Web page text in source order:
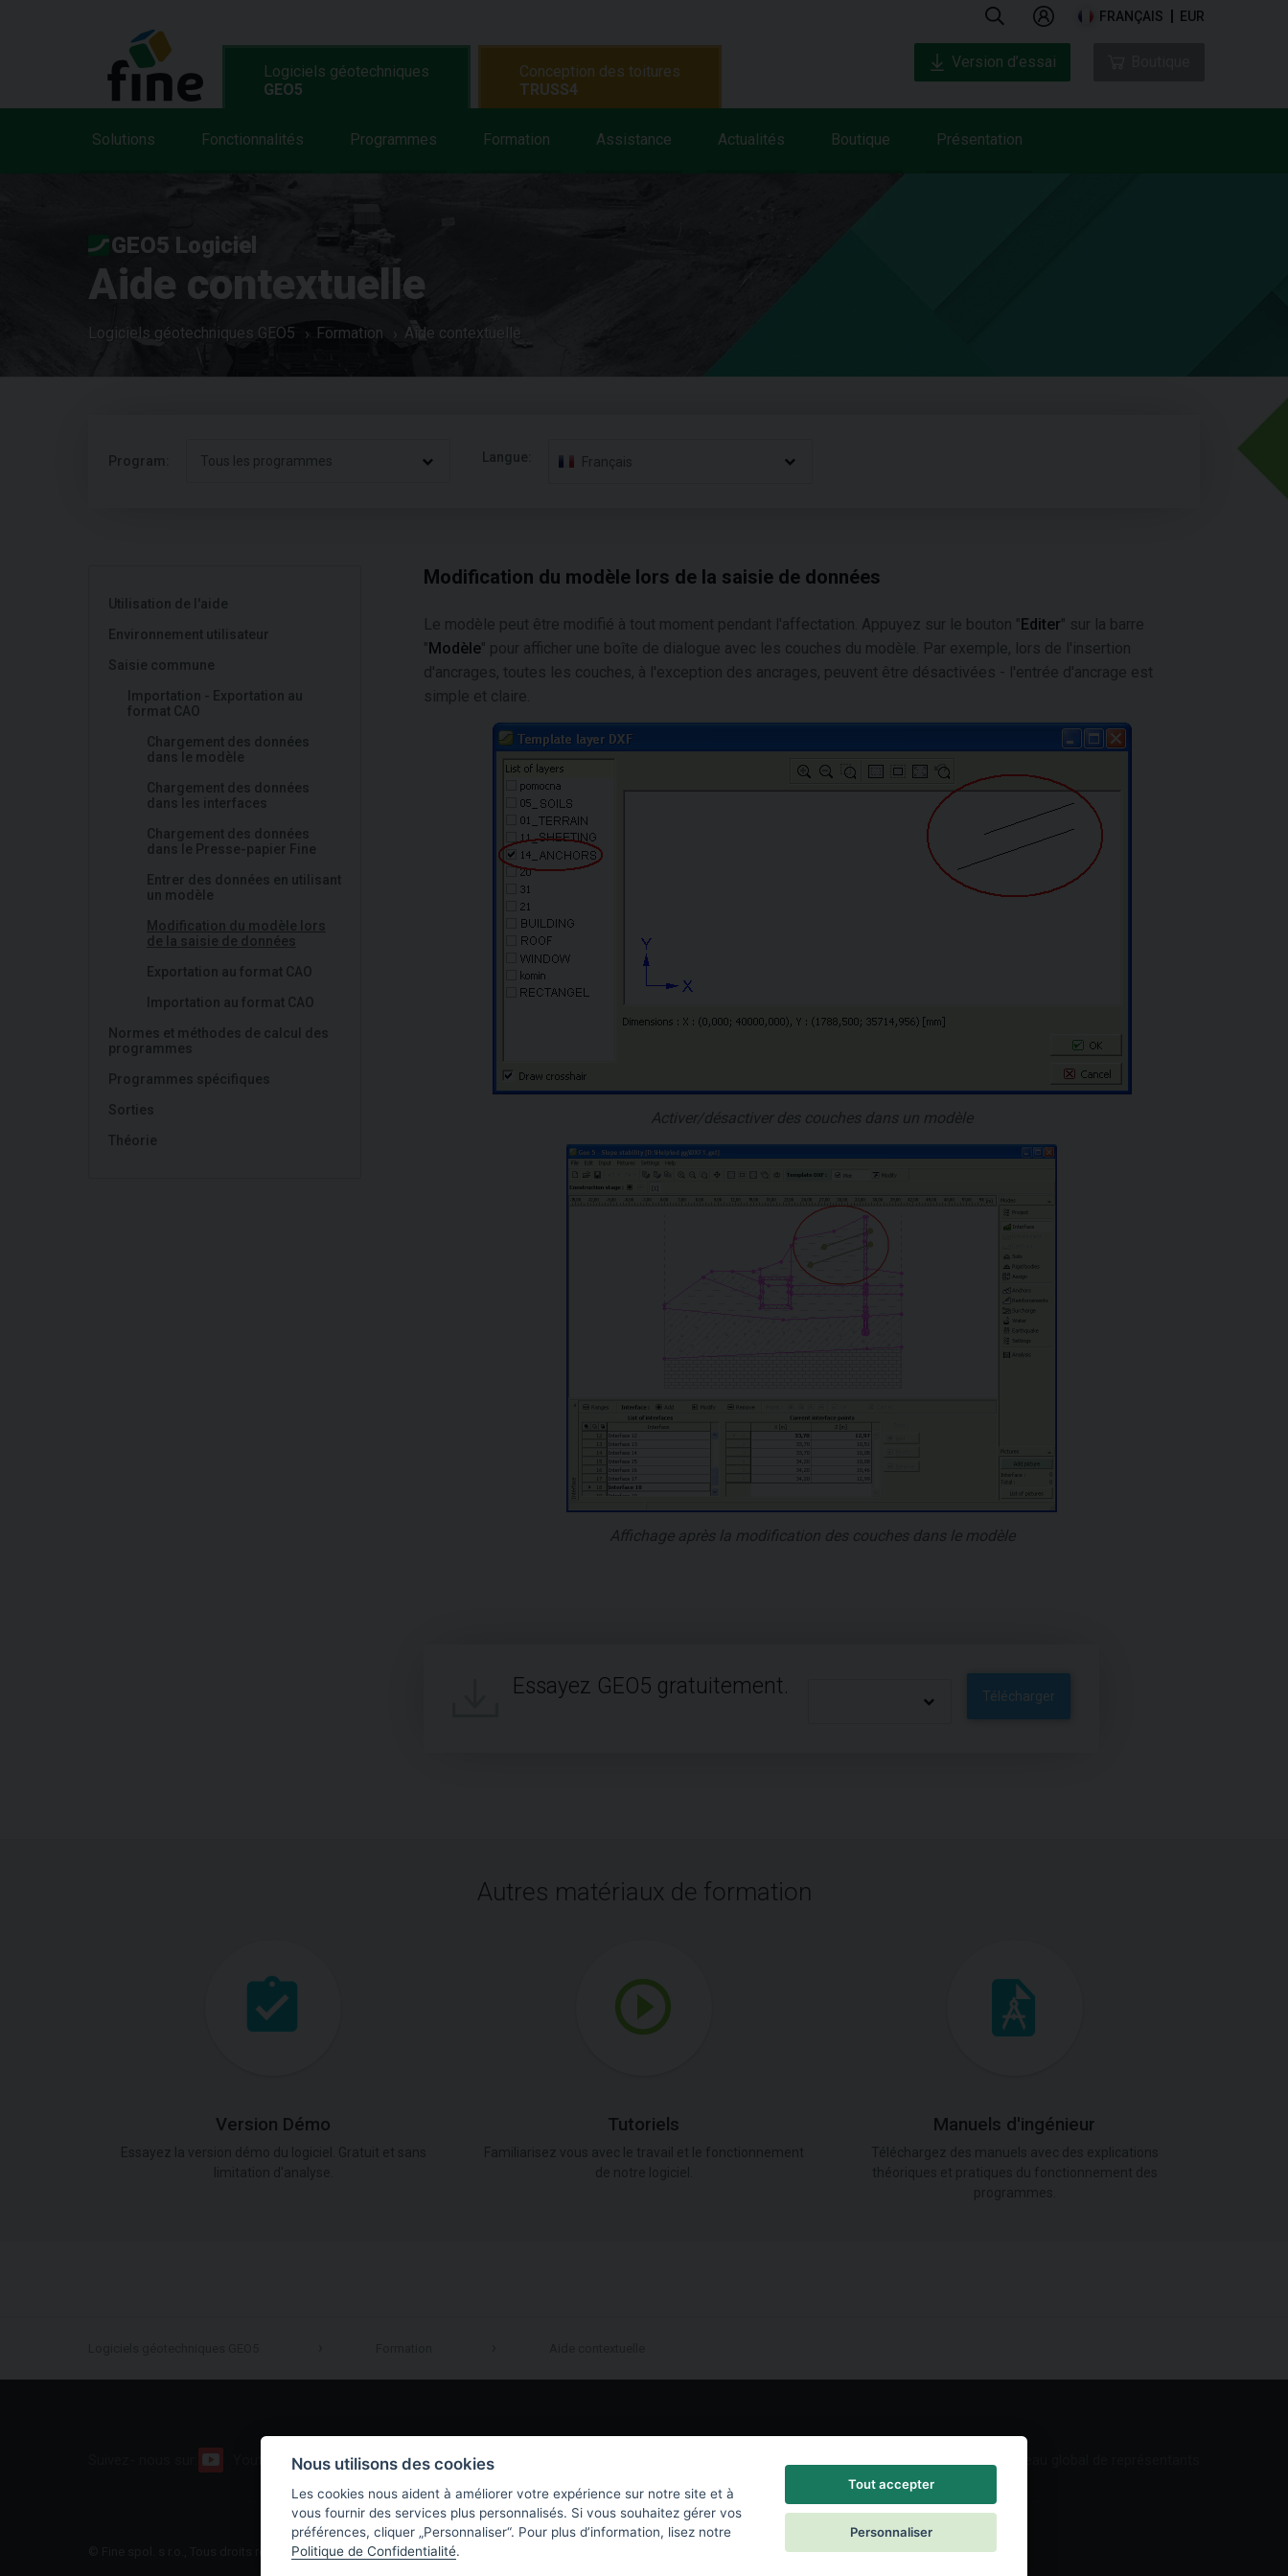
FRANÇAIS EUR
Logiciels géotechniques
GEO5
Solutions Fonctionnalités Programmes Formation Assistance Actualités Boutique Présentation
Conception des toitures
TRUSS4
Version d’essai
GEO5 Logiciel
Aide contextuelle
Logiciels géotechniques GEO5 Formation Aide contextuelle
Program: Tous les programmes Langue: Français
Utilisation de l'aide
Environnement utilisateur
Saisie commune
Importation - Exportation au
format CAO
Chargement des données
dans le modèle
Chargement des données
dans les interfaces
Chargement des données
dans le Presse-papier Fine
Entrer des données en utilisant
un modèle
Modification du modèle lors
de la saisie de données
Exportation au format CAO
Importation au format CAO
Normes et méthodes de calcul des
programmes
Programmes spécifiques
Sorties
Théorie
Modification du modèle lors de la saisie de données
Le modèle peut être modifié à tout moment pendant l'affectation. Appuyez sur le bouton "Editer" sur la barre
"Modèle" pour afficher une boîte de dialogue avec les couches du modèle. Par exemple, lors de l'insertion
d'ancrages, toutes les couches, à l'exception des ancrages, peuvent être désactivées - l'entrée d'ancrage est
simple et claire.
Activer/désactiver des couches dans un modèle
Affichage après la modification des couches dans le modèle
Essayez GEO5 gratuitement. Télécharger
Autres matériaux de formation
Version Démo Tutoriels Manuels d'ingénieur
Facebook LinkedIn
© Fine spol. s r.o., Tous droits réservés |Plan du site|Politique de confidentialité End User License Agreement|Contact
Nous utilisons des cookies
Les cookies nous aident à améliorer votre expérience sur notre site et à
vous fournir des services plus personnalisés. Si vous souhaitez gérer vos
préférences, cliquer „Personnaliser“. Pour plus d’information, lisez notre
Politique de Confidentialité.
Tout accepter
Personnaliser